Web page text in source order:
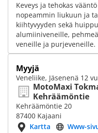
Keveys ja tehokas
nopeammin liukuun ja
kiihtyvyyden sekä
alumiiniveneille,
veneille ja purjeveneille.
Myyjä
Veneliike, Jäsenenä 12
MotoMaxi
Kehräämöntie
Kehräämöntie 20
87400 Kajaani
Kartta
Www-